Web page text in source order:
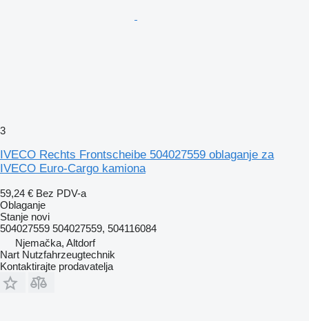
3
IVECO Rechts Frontscheibe 504027559 oblaganje za
IVECO Euro-Cargo kamiona
59,24 € Bez PDV-a
Oblaganje
Stanje novi
504027559 504027559, 504116084
Njemačka, Altdorf
Nart Nutzfahrzeugtechnik
Kontaktirajte prodavatelja